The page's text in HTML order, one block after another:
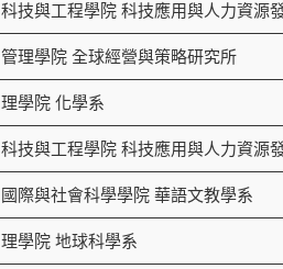
科技與工程學院 科技應用與人力資源
管理學院 全球經營與策略研究所
理學院 化學系
科技與工程學院 科技應用與人力資源
國際與社會科學學院 華語文教學系
理學院 地球科學系